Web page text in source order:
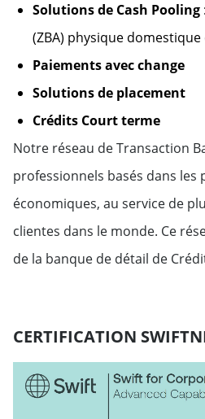
Solutions de Cash Pooling
(ZBA) physique
Paiements avec change
Solutions de placement
Crédits Court terme
Notre réseau de Transaction
professionnels basés dans les
économiques, au service de
clientes dans le monde. Ce
de la banque de détail de
CERTIFICATION